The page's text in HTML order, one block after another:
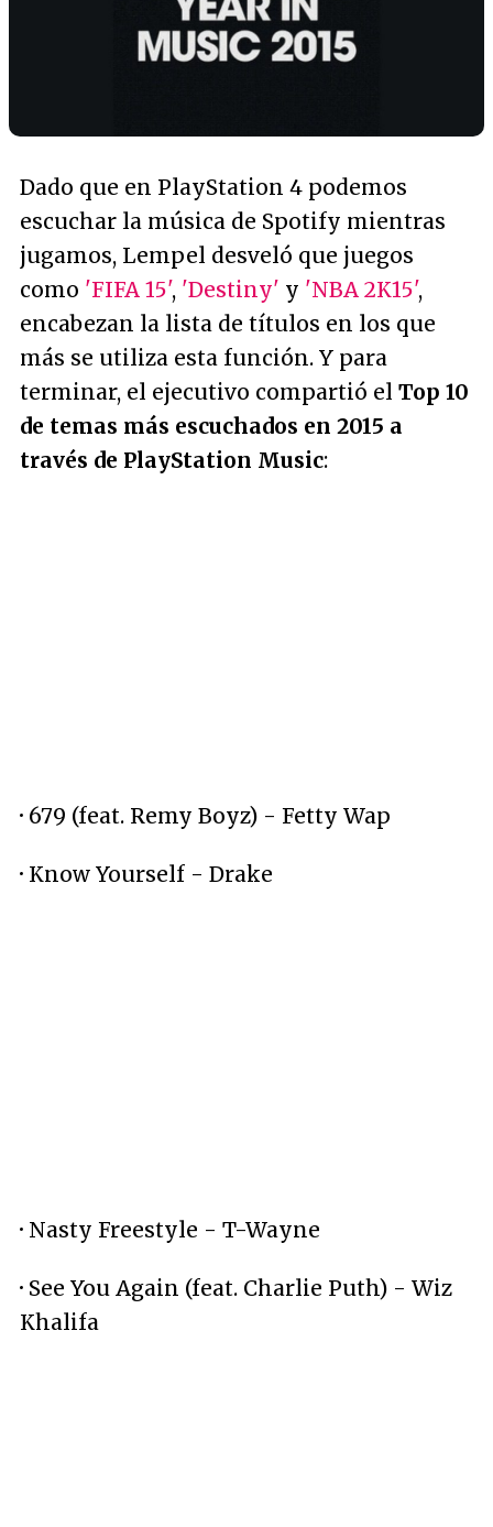
Dado que en PlayStation 4 podemos
escuchar la música de Spotify mientras
jugamos, Lempel desveló que juegos
como 'FIFA 15', 'Destiny' y 'NBA 2K15',
encabezan la lista de títulos en los que
más se utiliza esta función. Y para
terminar, el ejecutivo compartió el Top 10
de temas más escuchados en 2015 a
través de PlayStation Music:
· 679 (feat. Remy Boyz) - Fetty Wap
· Know Yourself - Drake
· Nasty Freestyle - T-Wayne
· See You Again (feat. Charlie Puth) - Wiz
Khalifa